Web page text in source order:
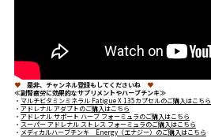
♥是非、チャンネル登録もしてくださいね
♥
≪副腎疲労に効果的なサプリメントやハーブチンキ≫
・ マルチビタミンミネラル Fatigue X 135カプセルのご購入はこちら
・ アドレナル アダプトのご購入はこちら
・ アドレナル サポート ハーブ フォーミュラのご購入はこちら
・ スーパー アドレナル ストレス フォーミュラのご購入はこちら
・ メディカルハーブチンキ Energy（エナジー）のご購入はこちら